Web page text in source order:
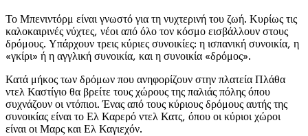
Το Μπενιντόρμ είναι γνωστό για τη νυχτερινή του ζωή. Κυρίως τις
καλοκαιρινές νύχτες, νέοι από όλο τον κόσμο εισβάλλουν στους
δρόμους. Υπάρχουν τρεις κύριες συνοικίες: η ισπανική συνοικία, η
«γκίρι» ή η αγγλική συνοικία, και η συνοικία «δρόμος».
Κατά μήκος των δρόμων που ανηφορίζουν στην πλατεία Πλάθα
ντελ Καστίγιο θα βρείτε τους χώρους της παλιάς πόλης όπου
συχνάζουν οι ντόπιοι. Ένας από τους κύριους δρόμους αυτής της
συνοικίας είναι το Ελ Καρερό ντελ Κατς, όπου οι κύριοι χώροι
είναι οι Μαρς και Ελ Καγιεχόν.